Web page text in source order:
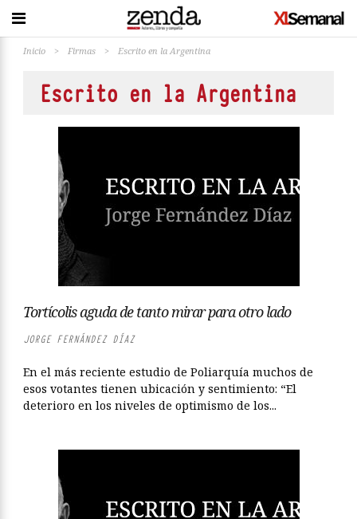
Inicio > Firmas > Escrito en la Argentina
Escrito en la Argentina
Tortícolis aguda de tanto mirar para otro lado
JORGE FERNÁNDEZ DÍAZ
En el más reciente estudio de Poliarquía muchos de
esos votantes tienen ubicación y sentimiento: “El
deterioro en los niveles de optimismo de los...